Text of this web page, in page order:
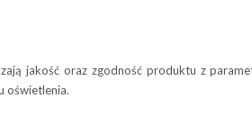
jakość oraz zgodność produktu z
oświetlenia.